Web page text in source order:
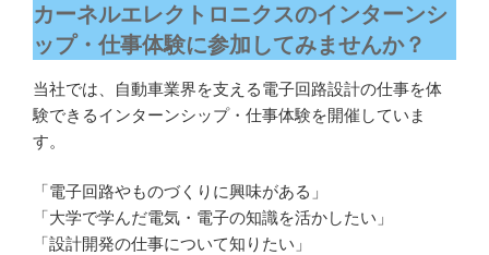
カーネルエレクトロニクスのインターンシ
ップ・仕事体験に参加してみませんか？
当社では、自動車業界を支える電子回路設計の仕事を体
験できるインターンシップ・仕事体験を開催していま
す。
「電子回路やものづくりに興味がある」
「大学で学んだ電気・電子の知識を活かしたい」
「設計開発の仕事について知りたい」